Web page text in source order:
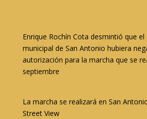
Enrique Rochín Cota desmintió que el
municipal de San Antonio hubiera
autorización para la marcha que se
septiembre
La marcha se realizará en San
Street View